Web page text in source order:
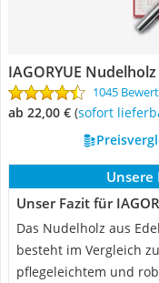
IAGORYUE Nudelholz
1045
ab 22,00 € ( Sofort
Unsere
Unser Fazit für
Das Nudelholz aus
besteht im Vergleich
pflegeleichtem und